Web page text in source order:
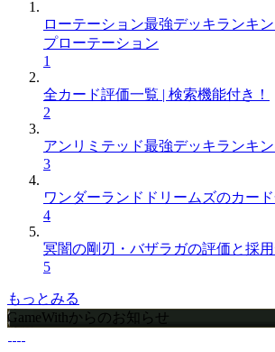
ローテーション最強デッキランキ
プローテーション
1
全カード評価一覧 | 検索機能付き！
2
アンリミテッド最強デッキランキ
3
ワンダーランドドリームズのカー
4
冥闇の剛刃・バザラガの評価と採
5
もっとみる
GameWithからのお知らせ